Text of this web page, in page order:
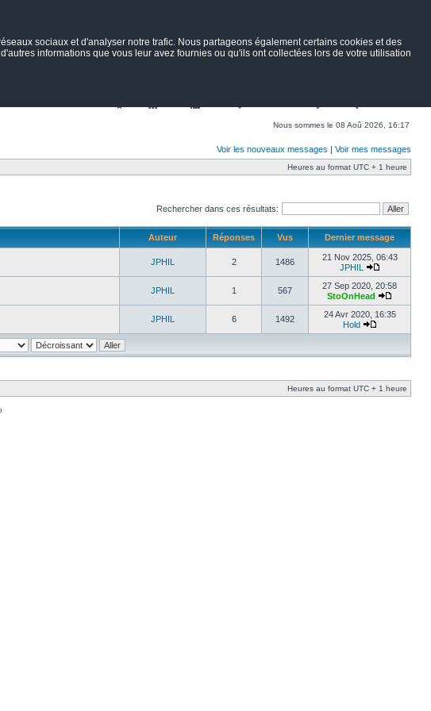
sociaux et d'analyser notre trafic. Nous partageons également certains cookies et des
informations que vous leur avez fournies ou qu'ils ont collectées lors de votre utilisation
Nous sommes le 08 Aoû 2026, 16:17
Voir les nouveaux messages | Voir mes messages
Heures au format UTC + 1 heure
Rechercher dans ces résultats:
Auteur Réponses Vus Dernier message
JPHIL 2 1486
21 Nov 2025, 06:43
JPHIL
JPHIL 1 567
27 Sep 2020, 20:58
StoOnHead
JPHIL 6 1492
24 Avr 2020, 16:35
Hold
Heures au format UTC + 1 heure